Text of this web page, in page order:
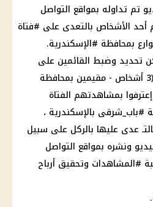
تداوله بمواقع التواصل
أحد الأشخاص بالتعدى على #فتاة
بمحافظة #الإسكندرية.
تحديد وضبط القائمين على
مقطع الفيديو المشار إليه (3 أشخاص - مقيمين بمحافظة
بمشاهدتهم الفتاة
بالإسكندرية ،
عدى عليها بالركل على سبيل
ونشره بمواقع التواصل
#المشاهدات وتحقيق أرباح